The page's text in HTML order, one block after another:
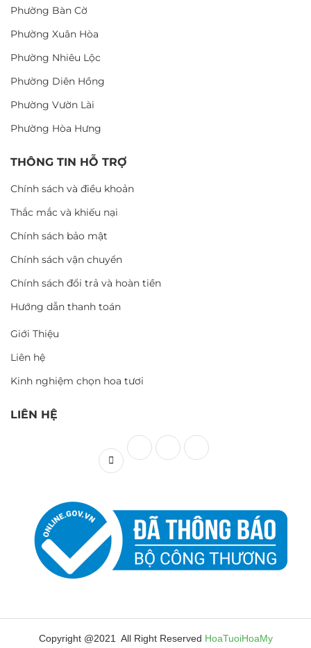
Phường Bàn Cờ
Phường Xuân Hòa
Phường Nhiêu Lộc
Phường Diên Hồng
Phường Vườn Lài
Phường Hòa Hưng
THÔNG TIN HỖ TRỢ
Chính sách và điều khoản
Thắc mắc và khiếu nại
Chính sách bảo mật
Chính sách vận chuyển
Chính sách đổi trả và hoàn tiền
Hướng dẫn thanh toán
Giới Thiệu
Liên hệ
Kinh nghiệm chọn hoa tươi
LIÊN HỆ
Copyright @2021 All Right Reserved HoaTuoiHoaMy